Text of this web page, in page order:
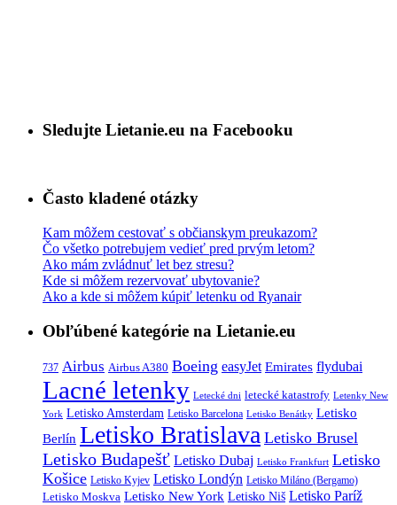
Sledujte Lietanie.eu na Facebooku
Často kladené otázky
Kam môžem cestovať s občianskym preukazom?
Čo všetko potrebujem vedieť pred prvým letom?
Ako mám zvládnuť let bez stresu?
Kde si môžem rezervovať ubytovanie?
Ako a kde si môžem kúpiť letenku od Ryanair
Obľúbené kategórie na Lietanie.eu
737 Airbus Airbus A380 Boeing easyJet Emirates flydubai
Lacné letenky Letecké dni letecké katastrofy Letenky New
York Letisko Amsterdam Letisko Barcelona Letisko Benátky Letisko
Berlín Letisko Bratislava Letisko Brusel
Letisko Budapešť Letisko Dubaj Letisko Frankfurt Letisko
Košice Letisko Kyjev Letisko Londýn Letisko Miláno (Bergamo)
Letisko Moskva Letisko New York Letisko Niš Letisko Paríž